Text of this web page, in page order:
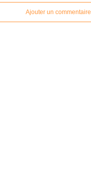
Ajouter un commentaire